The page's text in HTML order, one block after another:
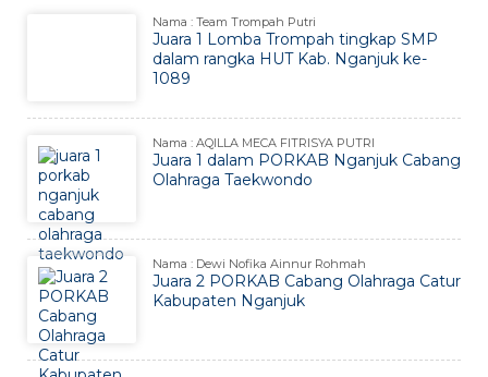
Nama : Team Trompah Putri
Juara 1 Lomba Trompah tingkap SMP
dalam rangka HUT Kab. Nganjuk ke-
1089
Nama : AQILLA MECA FITRISYA PUTRI
Juara 1 dalam PORKAB Nganjuk Cabang
Olahraga Taekwondo
Nama : Dewi Nofika Ainnur Rohmah
Juara 2 PORKAB Cabang Olahraga Catur
Kabupaten Nganjuk